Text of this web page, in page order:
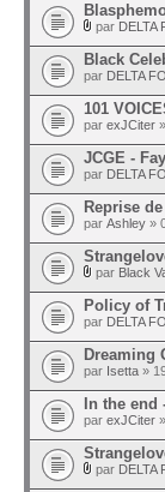
par DELTA
Black
par DELTA
101
par exJCiter
JCGE -
par DELTA
Reprise
par Ashley »
par Black
Policy of
par DELTA
Dreaming
par Isetta »
In the
par exJCiter
par DELTA